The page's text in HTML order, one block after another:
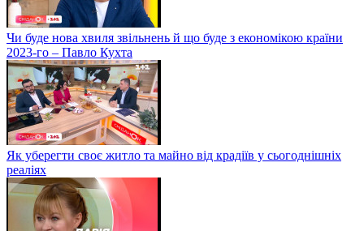
Чи буде нова хвиля звільнень й що буде з економікою країни
2023-го – Павло Кухта
Як уберегти своє житло та майно від крадіїв у сьогоднішніх
реаліях